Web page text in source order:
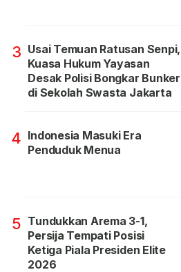
3 Usai Temuan Ratusan Senpi,
Kuasa Hukum Yayasan
Desak Polisi Bongkar Bunker
di Sekolah Swasta Jakarta
4 Indonesia Masuki Era
Penduduk Menua
5 Tundukkan Arema 3-1,
Persija Tempati Posisi
Ketiga Piala Presiden Elite
2026